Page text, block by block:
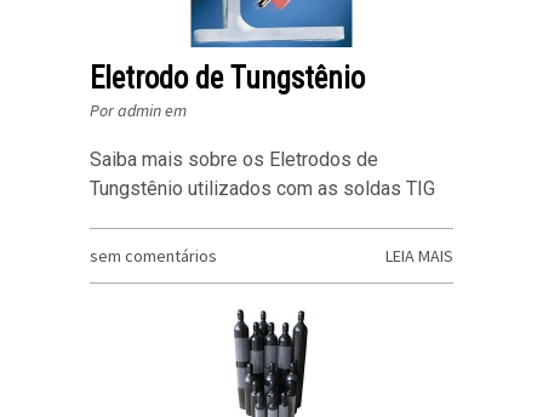
Eletrodo de Tungstênio
Por admin em
Saiba mais sobre os Eletrodos de
Tungstênio utilizados com as soldas TIG
sem comentários LEIA MAIS